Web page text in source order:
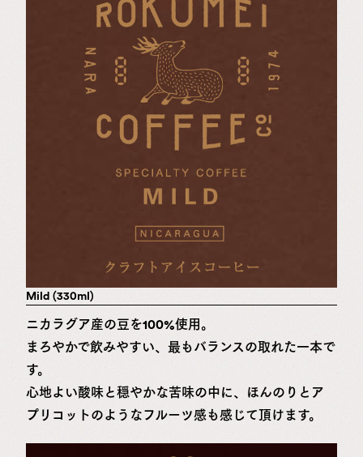
Mild (330ml)
ニカラグア産の豆を100%使用。
まろやかで飲みやすい、最もバランスの取れた一本で
す。
心地よい酸味と穏やかな苦味の中に、ほんのりとア
プリコットのようなフルーツ感も感じて頂けます。